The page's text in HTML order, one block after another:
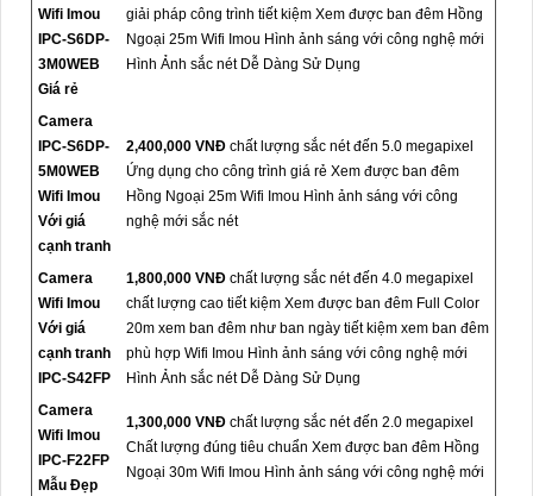
Wifi Imou
IPC-S6DP-
3M0WEB
Giá rẻ
giải pháp công trình tiết kiệm Xem được ban đêm Hồng
Ngoại 25m Wifi Imou Hình ảnh sáng với công nghệ mới
Hình Ảnh sắc nét Dễ Dàng Sử Dụng
Camera
IPC-S6DP-
5M0WEB
Wifi Imou
Với giá
cạnh tranh
2,400,000 VNĐ chất lượng sắc nét đến 5.0 megapixel
Ứng dụng cho công trình giá rẻ Xem được ban đêm
Hồng Ngoại 25m Wifi Imou Hình ảnh sáng với công
nghệ mới sắc nét
Camera
Wifi Imou
Với giá
cạnh tranh
IPC-S42FP
1,800,000 VNĐ chất lượng sắc nét đến 4.0 megapixel
chất lượng cao tiết kiệm Xem được ban đêm Full Color
20m xem ban đêm như ban ngày tiết kiệm xem ban đêm
phù hợp Wifi Imou Hình ảnh sáng với công nghệ mới
Hình Ảnh sắc nét Dễ Dàng Sử Dụng
Camera
Wifi Imou
IPC-F22FP
Mẫu Đẹp
1,300,000 VNĐ chất lượng sắc nét đến 2.0 megapixel
Chất lượng đúng tiêu chuẩn Xem được ban đêm Hồng
Ngoại 30m Wifi Imou Hình ảnh sáng với công nghệ mới